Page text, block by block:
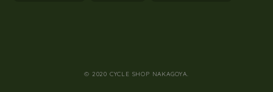
© 2020 CYCLE SHOP NAKAGOYA.